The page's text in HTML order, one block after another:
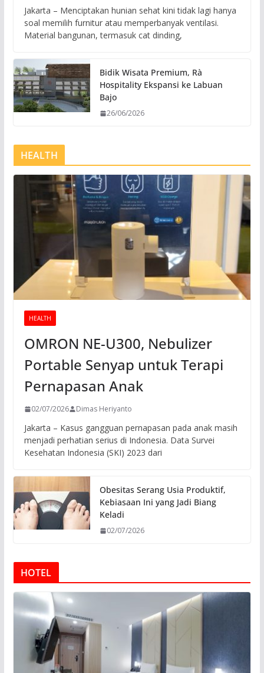
Jakarta – Menciptakan hunian sehat kini tidak lagi hanya
soal memilih furnitur atau memperbanyak ventilasi.
Material bangunan, termasuk cat dinding,
Bidik Wisata Premium, Rà
Hospitality Ekspansi ke Labuan
Bajo
26/06/2026
HEALTH
HEALTH
OMRON NE-U300, Nebulizer
Portable Senyap untuk Terapi
Pernapasan Anak
02/07/2026 Dimas Heriyanto
Jakarta – Kasus gangguan pernapasan pada anak masih
menjadi perhatian serius di Indonesia. Data Survei
Kesehatan Indonesia (SKI) 2023 dari
Obesitas Serang Usia Produktif,
Kebiasaan Ini yang Jadi Biang
Keladi
02/07/2026
HOTEL